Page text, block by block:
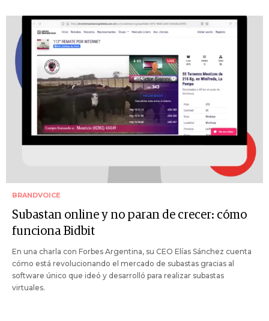
BRANDVOICE
Subastan online y no paran de crecer: cómo
funciona Bidbit
En una charla con Forbes Argentina, su CEO Elías Sánchez cuenta
cómo está revolucionando el mercado de subastas gracias al
software único que ideó y desarrolló para realizar subastas
virtuales.